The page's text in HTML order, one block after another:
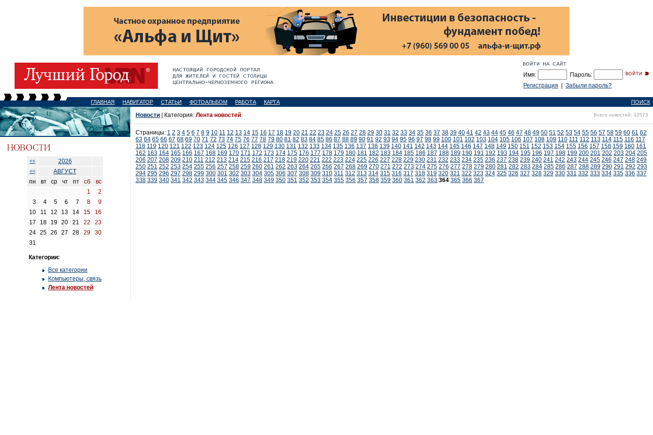
Имя:
Пароль:
Регистрация
Забыли пароль?
ГЛАВНАЯ НАВИГАТОР СТАТЬИ ФОТОАЛЬБОМ РАБОТА КАРТА ПОИСК
<< 2026
<<
АВГУСТ
пн
вт ср чт пт сб
вс
1
2
3
4 5 6 7 8
9
10
11 12 13 14 15
16
17
18 19 20 21 22
23
24 25 26 27 28 29
30
31
Категории:
Все категории
Компьютеры, связь
Лента новостей
Новости | Категория: Лента новостей Всего новостей: 32573
Страницы: 1 2 3 4 5 6 7 8 9 10 11 12 13 14 15 16 17 18 19 20 21 22 23 24 25 26 27 28 29 30 31 32 33 34 35 36 37 38 39 40 41 42 43 44 45 46 47 48 49 50 51 52 53 54 55 56 57 58 59 60 61 62
63 64 65 66 67 68 69 70 71 72 73 74 75 76 77 78 79 80 81 82 83 84 85 86 87 88 89 90 91 92 93 94 95 96 97 98 99 100 101 102 103 104 105 106 107 108 109 110 111 112 113 114 115 116 117
118 119 120 121 122 123 124 125 126 127 128 129 130 131 132 133 134 135 136 137 138 139 140 141 142 143 144 145 146 147 148 149 150 151 152 153 154 155 156 157 158 159 160 161
162 163 164 165 166 167 168 169 170 171 172 173 174 175 176 177 178 179 180 181 182 183 184 185 186 187 188 189 190 191 192 193 194 195 196 197 198 199 200 201 202 203 204 205
206 207 208 209 210 211 212 213 214 215 216 217 218 219 220 221 222 223 224 225 226 227 228 229 230 231 232 233 234 235 236 237 238 239 240 241 242 243 244 245 246 247 248 249
250 251 252 253 254 255 256 257 258 259 260 261 262 263 264 265 266 267 268 269 270 271 272 273 274 275 276 277 278 279 280 281 282 283 284 285 286 287 288 289 290 291 292 293
294 295 296 297 298 299 300 301 302 303 304 305 306 307 308 309 310 311 312 313 314 315 316 317 318 319 320 321 322 323 324 325 326 327 328 329 330 331 332 333 334 335 336 337
338 339 340 341 342 343 344 345 346 347 348 349 350 351 352 353 354 355 356 357 358 359 360 361 362 363 364 365 366 367